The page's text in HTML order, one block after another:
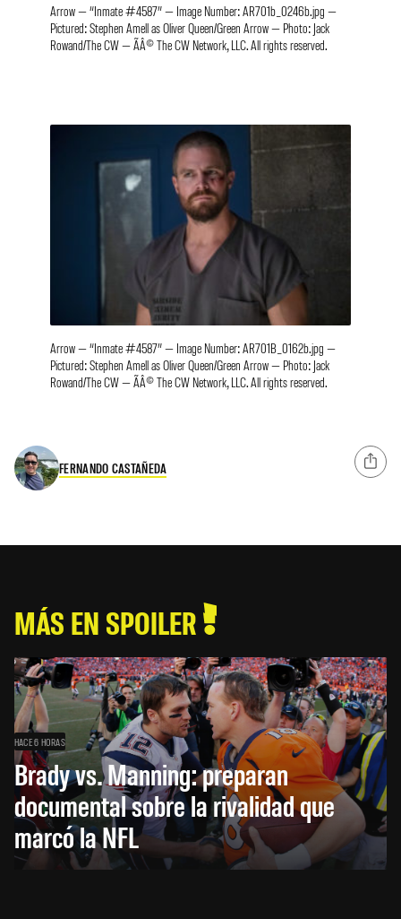
Arrow — “Inmate #4587” — Image Number: AR701b_0246b.jpg —
Pictured: Stephen Amell as Oliver Queen/Green Arrow — Photo: Jack
Rowand/The CW — ÃÂ© The CW Network, LLC. All rights reserved.
Arrow — “Inmate #4587” — Image Number: AR701B_0162b.jpg —
Pictured: Stephen Amell as Oliver Queen/Green Arrow — Photo: Jack
Rowand/The CW — ÃÂ© The CW Network, LLC. All rights reserved.
FERNANDO CASTAÑEDA
MÁS EN SPOILER
HACE 6 HORAS
Brady vs. Manning: preparan
documental sobre la rivalidad que
marcó la NFL